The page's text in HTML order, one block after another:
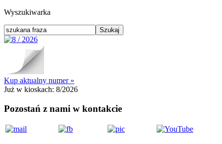
Wyszukiwarka
Kup aktualny numer »
Już w kioskach: 8/2026
Pozostań z nami w kontakcie